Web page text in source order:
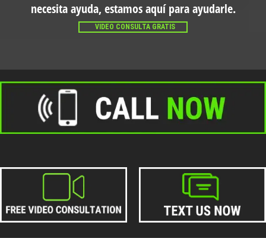
necesita ayuda, estamos aquí para ayudarle.
VIDEO CONSULTA GRATIS